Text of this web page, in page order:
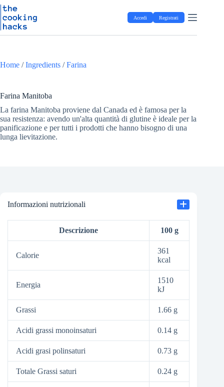
S
t
c
t
n
u
t
o
Salta
al
contenuto
Accedi Registrati
Home /Ingredients /Farina
Farina Manitoba
La farina Manitoba proviene dal Canada ed è famosa per la
sua resistenza: avendo un'alta quantità di glutine è ideale per la
panificazione e per tutti i prodotti che hanno bisogno di una
lunga lievitazione.
Informazioni nutrizionali
Descrizione 100 g
Calorie
361
kcal
Energia
1510
kJ
Grassi 1.66 g
Acidi grassi monoinsaturi 0.14 g
Acidi grasi polinsaturi 0.73 g
Totale Grassi saturi 0.24 g